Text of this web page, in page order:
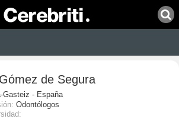
de Segura
Gasteiz - España
Odontólogos